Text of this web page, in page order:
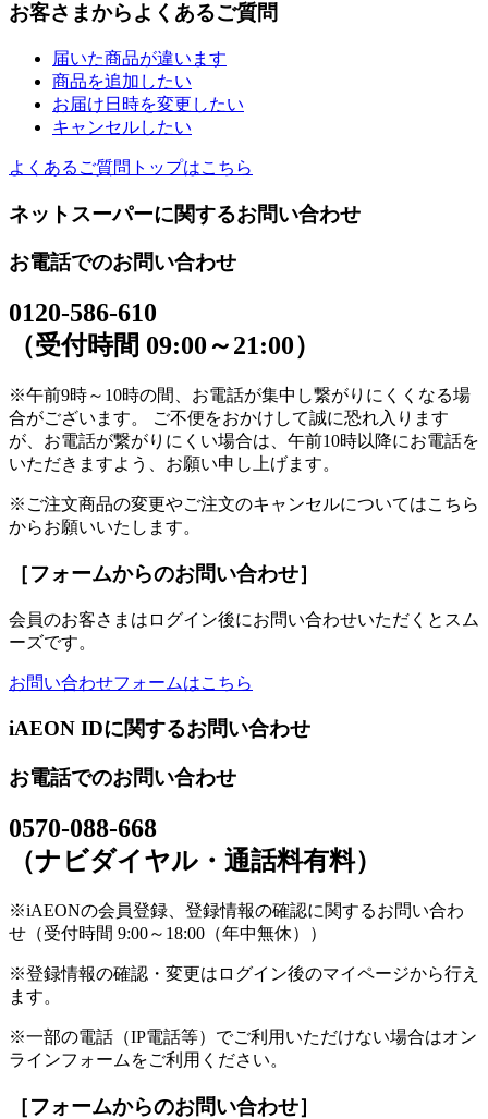
お客さまからよくあるご質問
届いた商品が違います
商品を追加したい
お届け日時を変更したい
キャンセルしたい
よくあるご質問トップはこちら
ネットスーパーに関するお問い合わせ
お電話でのお問い合わせ
0120-586-610
（受付時間 09:00～21:00）
※午前9時～10時の間、お電話が集中し繋がりにくくなる場
合がございます。 ご不便をおかけして誠に恐れ入ります
が、お電話が繋がりにくい場合は、午前10時以降にお電話を
いただきますよう、お願い申し上げます。
※ご注文商品の変更やご注文のキャンセルについてはこちら
からお願いいたします。
［フォームからのお問い合わせ］
会員のお客さまはログイン後にお問い合わせいただくとスム
ーズです。
お問い合わせフォームはこちら
iAEON IDに関するお問い合わせ
お電話でのお問い合わせ
0570-088-668
（ナビダイヤル・通話料有料）
※iAEONの会員登録、登録情報の確認に関するお問い合わ
せ（受付時間 9:00～18:00（年中無休））
※登録情報の確認・変更はログイン後のマイページから行え
ます。
※一部の電話（IP電話等）でご利用いただけない場合はオン
ラインフォームをご利用ください。
［フォームからのお問い合わせ］